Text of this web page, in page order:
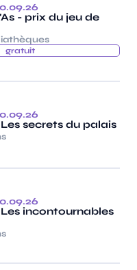
- prix du jeu de
gratuit
secrets du palais
incontournables